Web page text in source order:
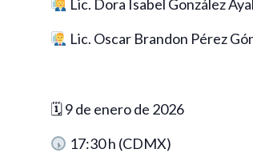
Lic. Dora Isabel González
Lic. Oscar Brandon Pérez
🗓 9 de enero de 2026
17:30 h (CDMX)